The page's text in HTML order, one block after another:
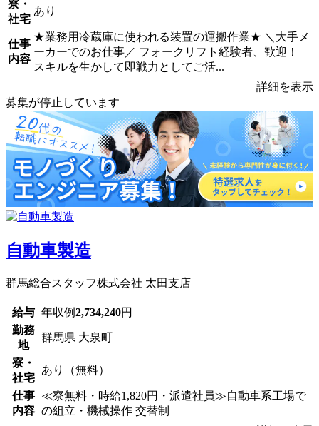
寮・
社宅
あり
仕事
内容
★業務用冷蔵庫に使われる装置の運搬作業★ ＼大手メ
ーカーでのお仕事／ フォークリフト経験者、歓迎！
スキルを生かして即戦力としてご活...
詳細を表示
募集が停止しています
自動車製造
群馬総合スタッフ株式会社 太田支店
給与 年収例2,734,240円
勤務
地
群馬県 大泉町
寮・
社宅
あり（無料）
仕事
内容
≪寮無料・時給1,820円・派遣社員≫自動車系工場で
の組立・機械操作 交替制